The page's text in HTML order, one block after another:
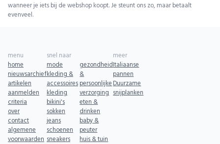
wanneer je iets bij de webshop koopt. Je steunt ons zo, maar betaalt
evenveel.
menu
home
nieuwsarchief
artikelen
aanmelden
criteria
over
contact
algemene
voorwaarden
snel naar
mode
kleding &
accessoires
kleding
bikini's
sokken
jeans
schoenen
sneakers
gezondheid
&
persoonlijke
verzorging
eten &
drinken
baby &
peuter
huis & tuin
meer
Italiaanse
pannen
Duurzame
snijplanken